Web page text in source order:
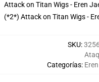
Attack on Titan Wigs - Eren
(*2*) Attack on Titan Wigs -
SKU:
Categorías: